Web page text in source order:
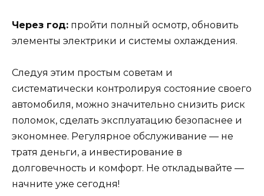
Через год: пройти полный осмотр, обновить
элементы электрики и системы охлаждения.
Следуя этим простым советам и
систематически контролируя состояние своего
автомобиля, можно значительно снизить риск
поломок, сделать эксплуатацию безопаснее и
экономнее. Регулярное обслуживание — не
тратя деньги, а инвестирование в
долговечность и комфорт. Не откладывайте —
начните уже сегодня!